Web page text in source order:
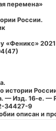
перемена»
России.
«Феникс» 2021
истории
— Изд. 16-е. —
34427-9
описан и
форме